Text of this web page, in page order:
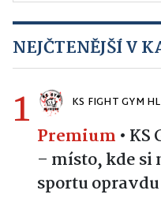
NEJČTENĚJŠÍ V
1 KS FIGHT GYM
Premium • KS
– místo, kde si
sportu